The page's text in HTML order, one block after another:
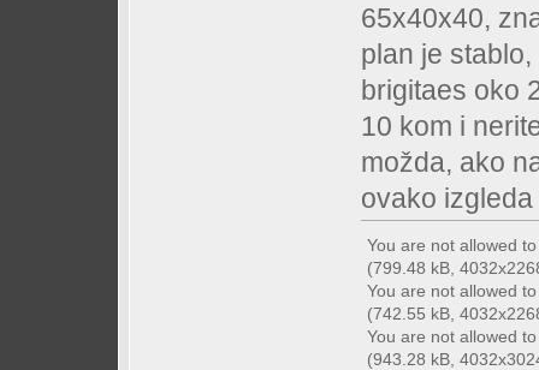
65x40x40,
plan je
brigitaes oko
10 kom i
možda, ako
ovako
You are not allowed
(799.48 kB,
You are not allowed
(742.55 kB,
You are not allowed
(943.28 kB,